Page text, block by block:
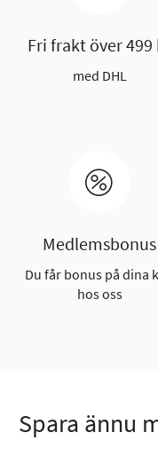
Fri frakt över 499
med DHL
Medlemsbonus
Du får bonus på dina
hos oss
Spara ännu